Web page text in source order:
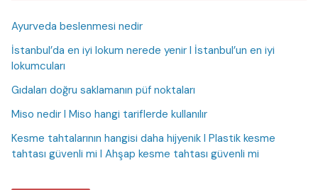
Ayurveda beslenmesi nedir
İstanbul’da en iyi lokum nerede yenir I İstanbul’un en iyi
lokumcuları
Gıdaları doğru saklamanın püf noktaları
Miso nedir I Miso hangi tariflerde kullanılır
Kesme tahtalarının hangisi daha hijyenik I Plastik kesme
tahtası güvenli mi I Ahşap kesme tahtası güvenli mi